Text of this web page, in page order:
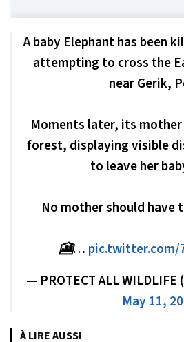
A baby Elephant has been
attempting to cross the
near Gerik,
Moments later, its
forest, displaying visible
to leave her
No mother should have
🎦… pic.twitter.com/
— PROTECT ALL
May 11,
À LIRE AUSSI